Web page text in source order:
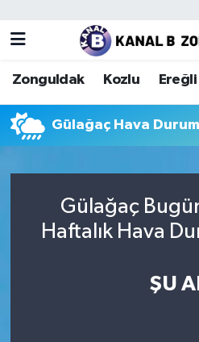
Zonguldak Kozlu Ereğli
Gülağaç Hava
Gülağaç
Haftalık Hava
ŞU
Zonguldak
Kozlu
Ereğli
Alaplı
Zonguldak Nöbetçi
Zonguldak Hava
Zonguldak Trafik
Tüm Manşetler